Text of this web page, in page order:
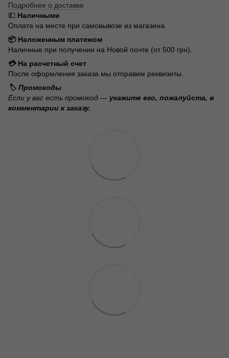
Подробнее о доставке
💵 Наличными
Оплата на месте при самовывозе из магазина.
📦 Наложенным платежом
Наличные при получении на Новой почте (от 500 грн).
💳 На расчетный счет
После оформления заказа мы отправим реквизиты.
🏷️ Промокоды
Если у вас есть промокод — укажите его, пожалуйста, в
комментарии к заказу.